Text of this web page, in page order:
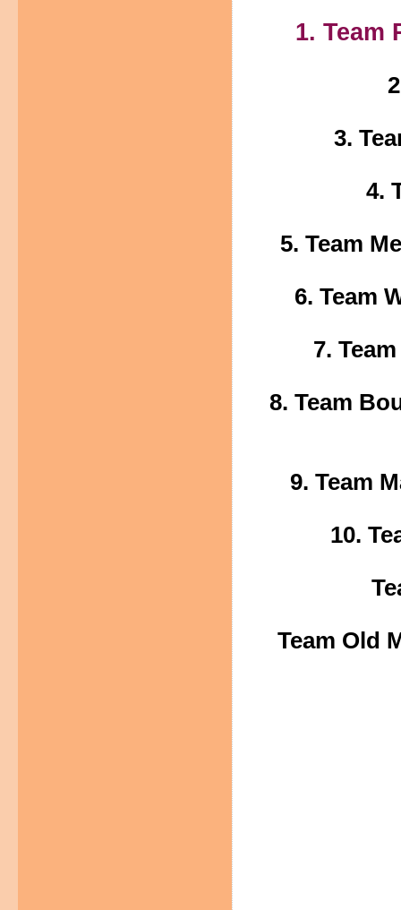
1. Team
3.
4.
5. Team
6. Team
7.
8. Team
9. Team
10.
Team Old